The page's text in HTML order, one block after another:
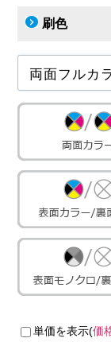
刷色
単価を表示(価